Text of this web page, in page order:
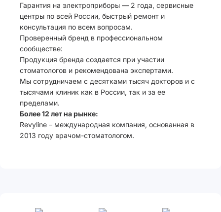
Гарантия на электроприборы — 2 года, сервисные
центры по всей России, быстрый ремонт и
консультация по всем вопросам.
Проверенный бренд в профессиональном
сообществе:
Продукция бренда создается при участии
стоматологов и рекомендована экспертами.
Мы сотрудничаем с десятками тысяч докторов и с
тысячами клиник как в России, так и за ее
пределами.
Более 12 лет на рынке:
Revyline – международная компания, основанная в
2013 году врачом-стоматологом.